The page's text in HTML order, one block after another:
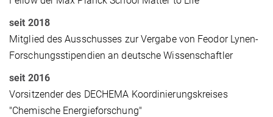
seit 2018
Mitglied des Ausschusses zur Vergabe von Feodor Lynen-
Forschungsstipendien an deutsche Wissenschaftler
seit 2016
Vorsitzender des DECHEMA Koordinierungskreises
"Chemische Energieforschung"